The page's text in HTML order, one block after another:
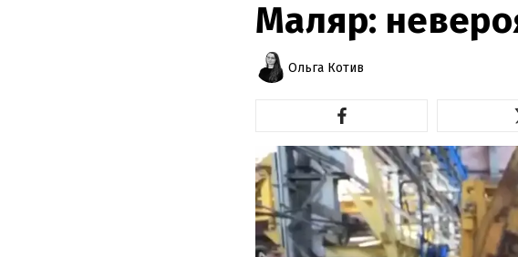
Маляр:
Ольга Котив